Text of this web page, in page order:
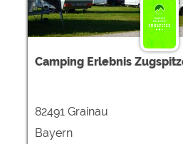
Camping Erlebnis
82491 Grainau
Bayern